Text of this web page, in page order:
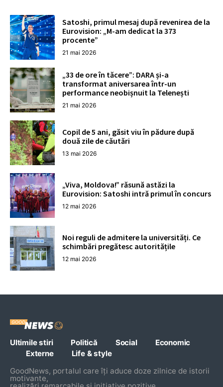
Satoshi, primul mesaj după revenirea de la
Eurovision: „M-am dedicat la 373
procente”
21 mai 2026
„33 de ore în tăcere”: DARA și-a
transformat aniversarea într-un
performance neobișnuit la Telenești
21 mai 2026
Copil de 5 ani, găsit viu în pădure după
două zile de căutări
13 mai 2026
„Viva, Moldova!” răsună astăzi la
Eurovision: Satoshi intră primul în concurs
12 mai 2026
Noi reguli de admitere la universități. Ce
schimbări pregătesc autoritățile
12 mai 2026
Ultimile stiri Politică Social
Economic
Externe
Life & style
GoodNews, portalul care îți aduce doze zilnice de istorii
motivante,